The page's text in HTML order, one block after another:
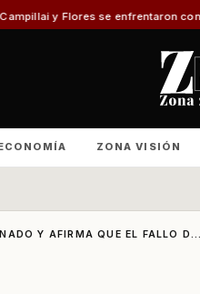
con insultos personales
ZONA VISIÓN
Y AFIRMA QUE EL FALLO D...